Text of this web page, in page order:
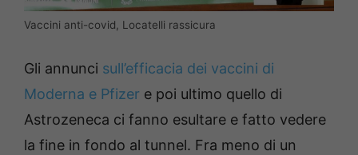
Vaccini anti-covid, Locatelli rassicura
Gli annunci sull’efficacia dei vaccini di
Moderna e Pfizer e poi ultimo quello di
Astrozeneca ci fanno esultare e fatto vedere
la fine in fondo al tunnel. Fra meno di un